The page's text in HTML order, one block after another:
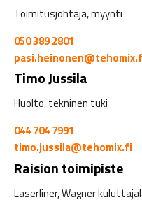
Toimitusjohtaja, myynti
050 389 2801
Timo Jussila
Huolto, tekninen tuki
044 704 7991
timo.jussila@tehomix.fi
Raision toimipiste
Laserliner, Wagner